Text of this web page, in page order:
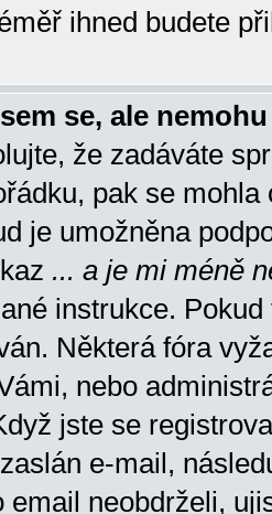
ihned budete
se, ale
že zadáváte
pak se
je umožněna
... a je mi méně
instrukce.
Některá fóra
nebo
jste se
e-mail,
email neobdrželi,